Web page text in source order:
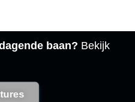
baan? Bekijk